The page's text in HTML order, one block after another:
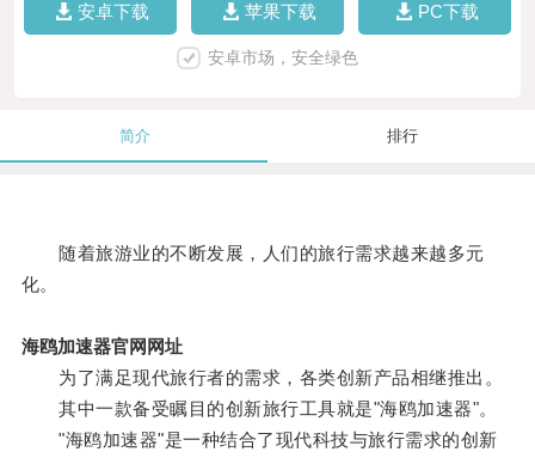
安卓下载 苹果下载 PC下载
安卓市场，安全绿色
简介 排行
随着旅游业的不断发展，人们的旅行需求越来越多元
化。
海鸥加速器官网网址
为了满足现代旅行者的需求，各类创新产品相继推出。
其中一款备受瞩目的创新旅行工具就是"海鸥加速器"。
"海鸥加速器"是一种结合了现代科技与旅行需求的创新